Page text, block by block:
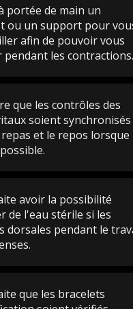
portée de main un
ou un support pour
afin de pouvoir vous
pendant les contractions.
que les contrôles des
soient synchronisés
repas et le repos lorsque
avoir la possibilité
de l'eau stérile si les
dorsales pendant le
que les bracelets